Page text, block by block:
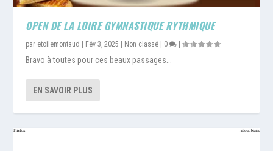
OPEN DE LA LOIRE GYMNASTIQUE RYTHMIQUE
par etoilemontaud | Fév 3, 2025 | Non classé | 0 |
Bravo à toutes pour ces beaux passages...
EN SAVOIR PLUS